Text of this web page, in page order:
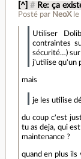
[^] # Re: ça
Posté par NeoX
Utiliser
contraintes
sécurité…)
j'utilise qu'un
mais
je les utilise
du coup c'est
tu as deja, qui
maintenance ?
quand en plus ils